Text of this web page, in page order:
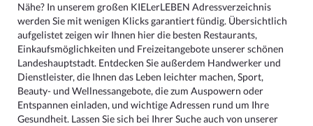
Nähe? In unserem großen KIELerLEBEN Adressverzeichnis
werden Sie mit wenigen Klicks garantiert fündig. Übersichtlich
aufgelistet zeigen wir Ihnen hier die besten Restaurants,
Einkaufsmöglichkeiten und Freizeitangebote unserer schönen
Landeshauptstadt. Entdecken Sie außerdem Handwerker und
Dienstleister, die Ihnen das Leben leichter machen, Sport,
Beauty- und Wellnessangebote, die zum Auspowern oder
Entspannen einladen, und wichtige Adressen rund um Ihre
Gesundheit. Lassen Sie sich bei Ihrer Suche auch von unserer